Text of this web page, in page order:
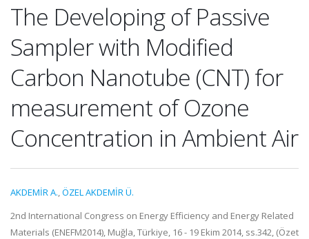
The Developing of Passive
Sampler with Modified
Carbon Nanotube (CNT) for
measurement of Ozone
Concentration in Ambient Air
AKDEMİR A.,ÖZEL AKDEMİR Ü.
2nd International Congress on Energy Efficiency and Energy Related
Materials (ENEFM2014), Muğla, Türkiye, 16 - 19 Ekim 2014, ss.342, (Özet